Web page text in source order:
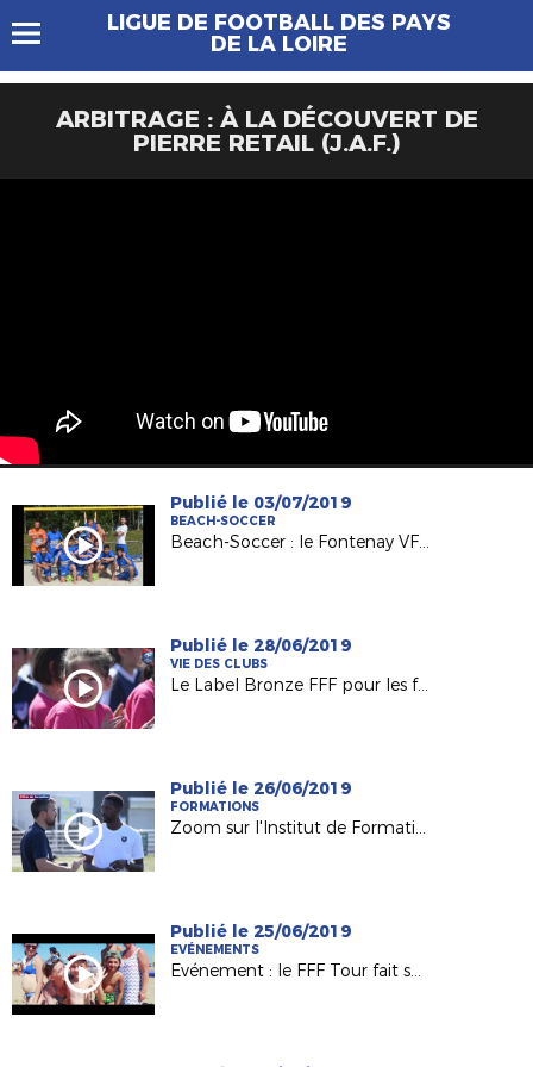
LIGUE DE FOOTBALL DES PAYS
DE LA LOIRE
ARBITRAGE : À LA DÉCOUVERT DE
PIERRE RETAIL (J.A.F.)
Publié le 03/07/2019
BEACH-SOCCER
Beach-Soccer : le Fontenay VF vise la finale nationale !
Publié le 28/06/2019
VIE DES CLUBS
Le Label Bronze FFF pour les féminines du FC St Sébastien sur Loire
Publié le 26/06/2019
FORMATIONS
Zoom sur l'Institut de Formation de la Ligue des Pays de la Loire
Publié le 25/06/2019
EVÉNEMENTS
Evénement : le FFF Tour fait son grand retour !